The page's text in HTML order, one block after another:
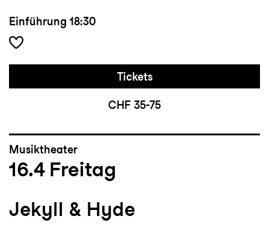
Einführung 18:30
Tickets
CHF 35-75
Musiktheater
16.4 Freitag
Jekyll & Hyde